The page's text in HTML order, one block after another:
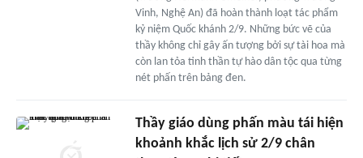
Vinh, Nghệ An) đã hoàn thành loạt tác phẩm
kỷ niệm Quốc khánh 2/9. Những bức vẽ của
thầy không chỉ gây ấn tượng bởi sự tài hoa mà
còn lan tỏa tinh thần tự hào dân tộc qua từng
nét phấn trên bảng đen.
Thầy giáo dùng phấn màu tái hiện
khoảnh khắc lịch sử 2/9 chân